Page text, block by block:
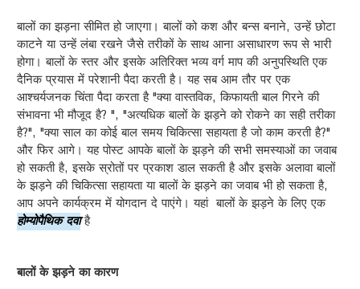
बालों का झड़ना सीमित हो जाएगा। बालों को कश और बन्स बनाने, उन्हें छोटा
काटने या उन्हें लंबा रखने जैसे तरीकों के साथ आना असाधारण रूप से भारी
होगा। बालों के स्तर और इसके अतिरिक्त भव्य वर्ग माप की अनुपस्थिति एक
दैनिक प्रयास में परेशानी पैदा करती है। यह सब आम तौर पर एक
आश्चर्यजनक चिंता पैदा करता है "क्या वास्तविक, किफायती बाल गिरने की
संभावना भी मौजूद है? ", "अत्यधिक बालों के झड़ने को रोकने का सही तरीका
है?", "क्या साल का कोई बाल समय चिकित्सा सहायता है जो काम करती है?"
और फिर आगे। यह पोस्ट आपके बालों के झड़ने की सभी समस्याओं का जवाब
हो सकती है, इसके स्रोतों पर प्रकाश डाल सकती है और इसके अलावा बालों
के झड़ने की चिकित्सा सहायता या बालों के झड़ने का जवाब भी हो सकता है,
आप अपने कार्यक्रम में योगदान दे पाएंगे। यहां बालों के झड़ने के लिए एक
होम्योपैथिक दवाहै
बालों के झड़ने का कारण